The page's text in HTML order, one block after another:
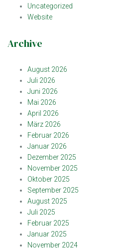
Uncategorized
Website
Archive
August 2026
Juli 2026
Juni 2026
Mai 2026
April 2026
März 2026
Februar 2026
Januar 2026
Dezember 2025
November 2025
Oktober 2025
September 2025
August 2025
Juli 2025
Februar 2025
Januar 2025
November 2024